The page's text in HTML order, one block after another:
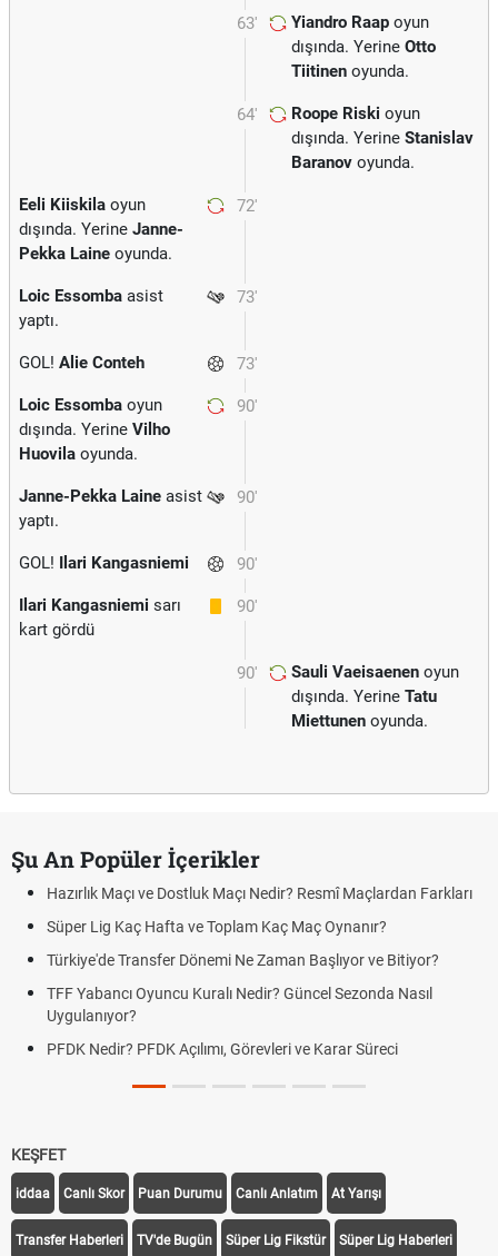
63' Yiandro Raap oyun
dışında. Yerine Otto
Tiitinen oyunda.
64' Roope Riski oyun
dışında. Yerine Stanislav
Baranov oyunda.
72'
Eeli Kiiskila oyun
dışında. Yerine Janne-
Pekka Laine oyunda.
73'
Loic Essomba asist
yaptı.
73'
GOL! Alie Conteh
90'
Loic Essomba oyun
dışında. Yerine Vilho
Huovila oyunda.
90'
Janne-Pekka Laine asist
yaptı.
90'
GOL! Ilari Kangasniemi
90'
Ilari Kangasniemi sarı
kart gördü
90' Sauli Vaeisaenen oyun
dışında. Yerine Tatu
Miettunen oyunda.
Şu An Popüler İçerikler
Hazırlık Maçı ve Dostluk Maçı Nedir? Resmî Maçlardan Farkları
Süper Lig Kaç Hafta ve Toplam Kaç Maç Oynanır?
Türkiye'de Transfer Dönemi Ne Zaman Başlıyor ve Bitiyor?
TFF Yabancı Oyuncu Kuralı Nedir? Güncel Sezonda Nasıl
Uygulanıyor?
PFDK Nedir? PFDK Açılımı, Görevleri ve Karar Süreci
KEŞFET
iddaa Canlı Skor Puan Durumu Canlı Anlatım At Yarışı
Transfer Haberleri TV'de Bugün Süper Lig Fikstür Süper Lig Haberleri